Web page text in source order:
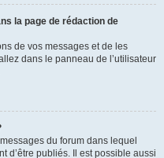
la page de rédaction de
de vos messages et de les
dans le panneau de l’utilisateur
du forum dans lequel
d’être publiés. Il est possible aussi